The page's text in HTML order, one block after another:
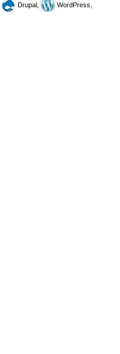
Drupal,
WordPress,